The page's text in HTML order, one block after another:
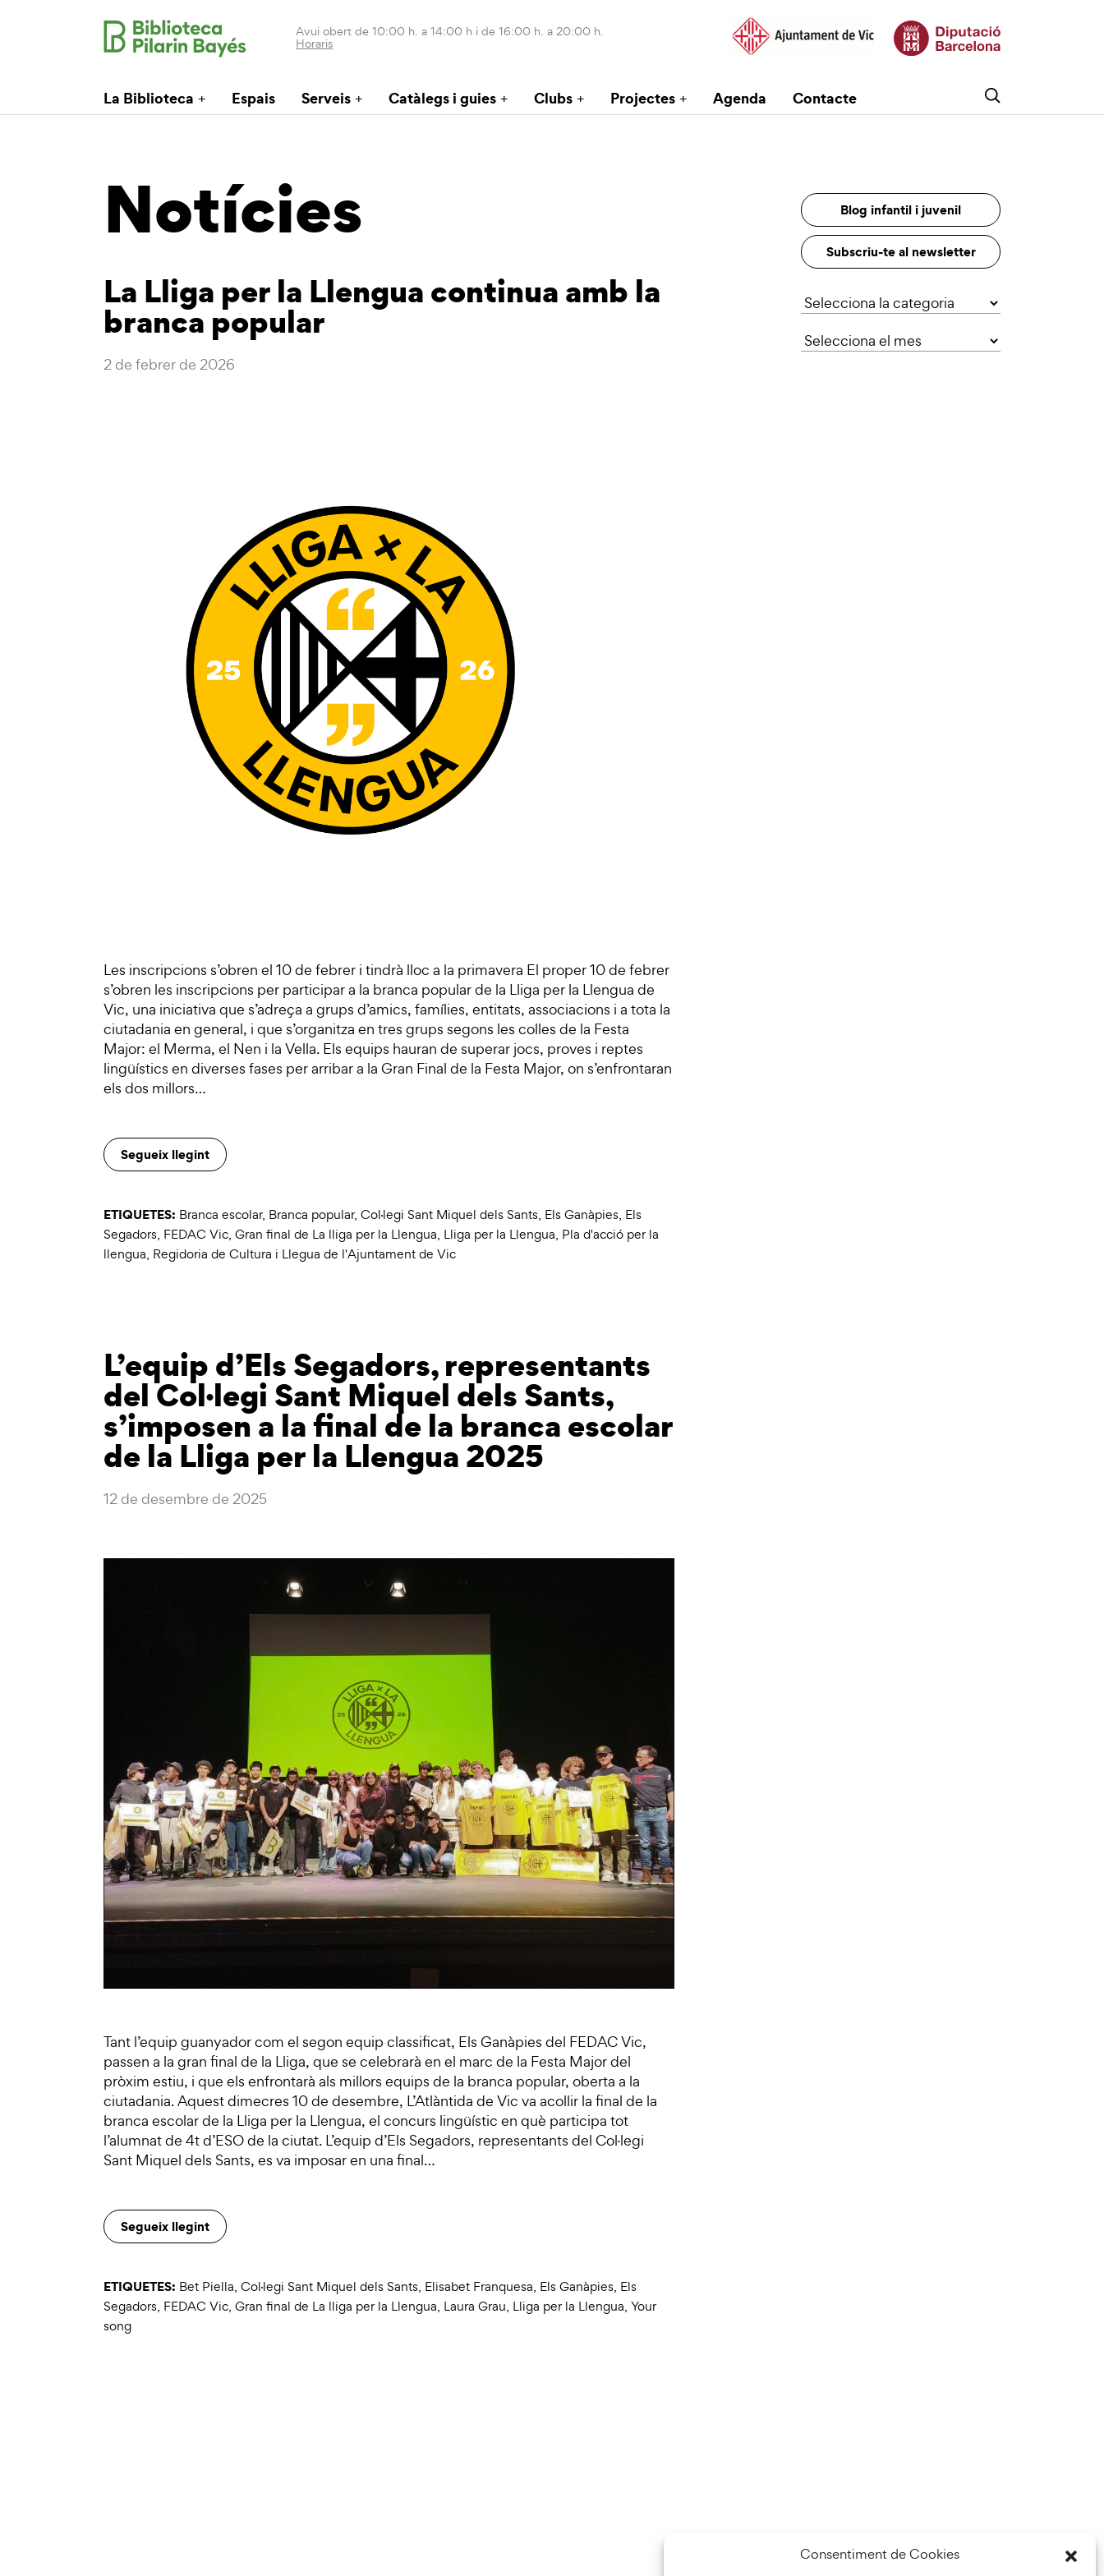
Consentiment de Cookies
Avui obert de 10:00 h. a 14:00 h i de 16:00 h. a 20:00 h.
Horaris
La Biblioteca Espais Serveis Catàlegs i guies Clubs Projectes Agenda Contacte
Notícies Blog infantil i juvenil
Subscriu-te al newsletter
La Lliga per la Llengua continua amb la
branca popular
2 de febrer de 2026
Les inscripcions s’obren el 10 de febrer i tindrà lloc a la primavera El proper 10 de febrer
s’obren les inscripcions per participar a la branca popular de la Lliga per la Llengua de
Vic, una iniciativa que s’adreça a grups d’amics, famílies, entitats, associacions i a tota la
ciutadania en general, i que s’organitza en tres grups segons les colles de la Festa
Major: el Merma, el Nen i la Vella. Els equips hauran de superar jocs, proves i reptes
lingüístics en diverses fases per arribar a la Gran Final de la Festa Major, on s’enfrontaran
els dos millors…
Segueix llegint
ETIQUETES: Branca escolar, Branca popular, Col·legi Sant Miquel dels Sants, Els Ganàpies, Els
Segadors, FEDAC Vic, Gran final de La lliga per la Llengua, Lliga per la Llengua, Pla d'acció per la
llengua, Regidoria de Cultura i Llegua de l'Ajuntament de Vic
L’equip d’Els Segadors, representants
del Col·legi Sant Miquel dels Sants,
s’imposen a la final de la branca escolar
de la Lliga per la Llengua 2025
12 de desembre de 2025
Tant l’equip guanyador com el segon equip classificat, Els Ganàpies del FEDAC Vic,
passen a la gran final de la Lliga, que se celebrarà en el marc de la Festa Major del
pròxim estiu, i que els enfrontarà als millors equips de la branca popular, oberta a la
ciutadania. Aquest dimecres 10 de desembre, L’Atlàntida de Vic va acollir la final de la
branca escolar de la Lliga per la Llengua, el concurs lingüístic en què participa tot
l’alumnat de 4t d’ESO de la ciutat. L’equip d’Els Segadors, representants del Col·legi
Sant Miquel dels Sants, es va imposar en una final…
Segueix llegint
ETIQUETES: Bet Piella, Col·legi Sant Miquel dels Sants, Elisabet Franquesa, Els Ganàpies, Els
Segadors, FEDAC Vic, Gran final de La lliga per la Llengua, Laura Grau, Lliga per la Llengua, Your
song
Categories